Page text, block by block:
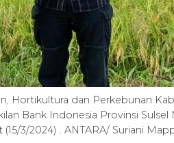
Hortikultura dan Perkebunan
Bank Indonesia Provinsi Sulsel
3/2024) . ANTARA/ Suriani